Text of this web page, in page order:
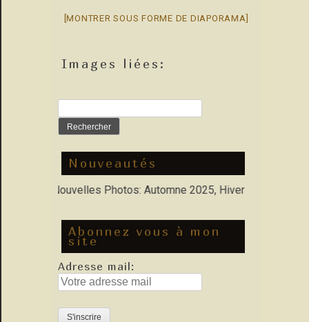
[MONTRER SOUS FORME DE DIAPORAMA]
Images liées:
Nouveautés
: Nouvelles Photos: Automne 2025, Hiver 2026
Abonnez vous à mon
site
Adresse mail: